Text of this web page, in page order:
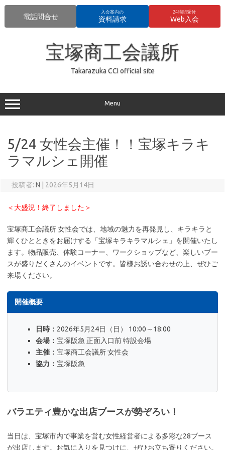
電話問合せ
入会案内の
資料請求
24時間受付
Web入会
ッ
プ
宝塚商工会議所
Takarazuka CCI official site
Menu
5/24 女性会主催！！宝塚キラキ
ラマルシェ開催
投稿者: N 2026年5月14日
＜大盛況！終了しました＞
宝塚商工会議所 女性会では、地域の魅力を再発見し、キラキラと
輝くひとときをお届けする「宝塚キラキラマルシェ」を開催いたし
ます。物品販売、体験コーナー、ワークショップなど、楽しいブー
スが盛りだくさんのイベントです。皆様お誘い合わせの上、ぜひご
来場ください。
開催概要
日時： 2026年5月24日（日） 10:00～18:00
会場： 宝塚阪急 正面入口前 特設会場
主催： 宝塚商工会議所 女性会
協力： 宝塚阪急
バラエティ豊かな出店ブースが勢ぞろい！
当日は、宝塚市内で事業を営む女性経営者による多彩な28ブース
が出店します。お気に入りを見つけに、ぜひお立ち寄りください。